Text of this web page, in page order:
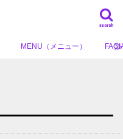
search
MENU（メニュー）